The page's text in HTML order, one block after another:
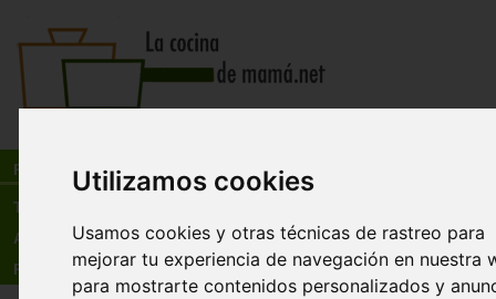
Utilizamos cookies
Usamos cookies y otras técnicas de rastreo para
mejorar tu experiencia de navegación en nuestra
para mostrarte contenidos personalizados y
Recetas
Tienda
Actualidad
Registro